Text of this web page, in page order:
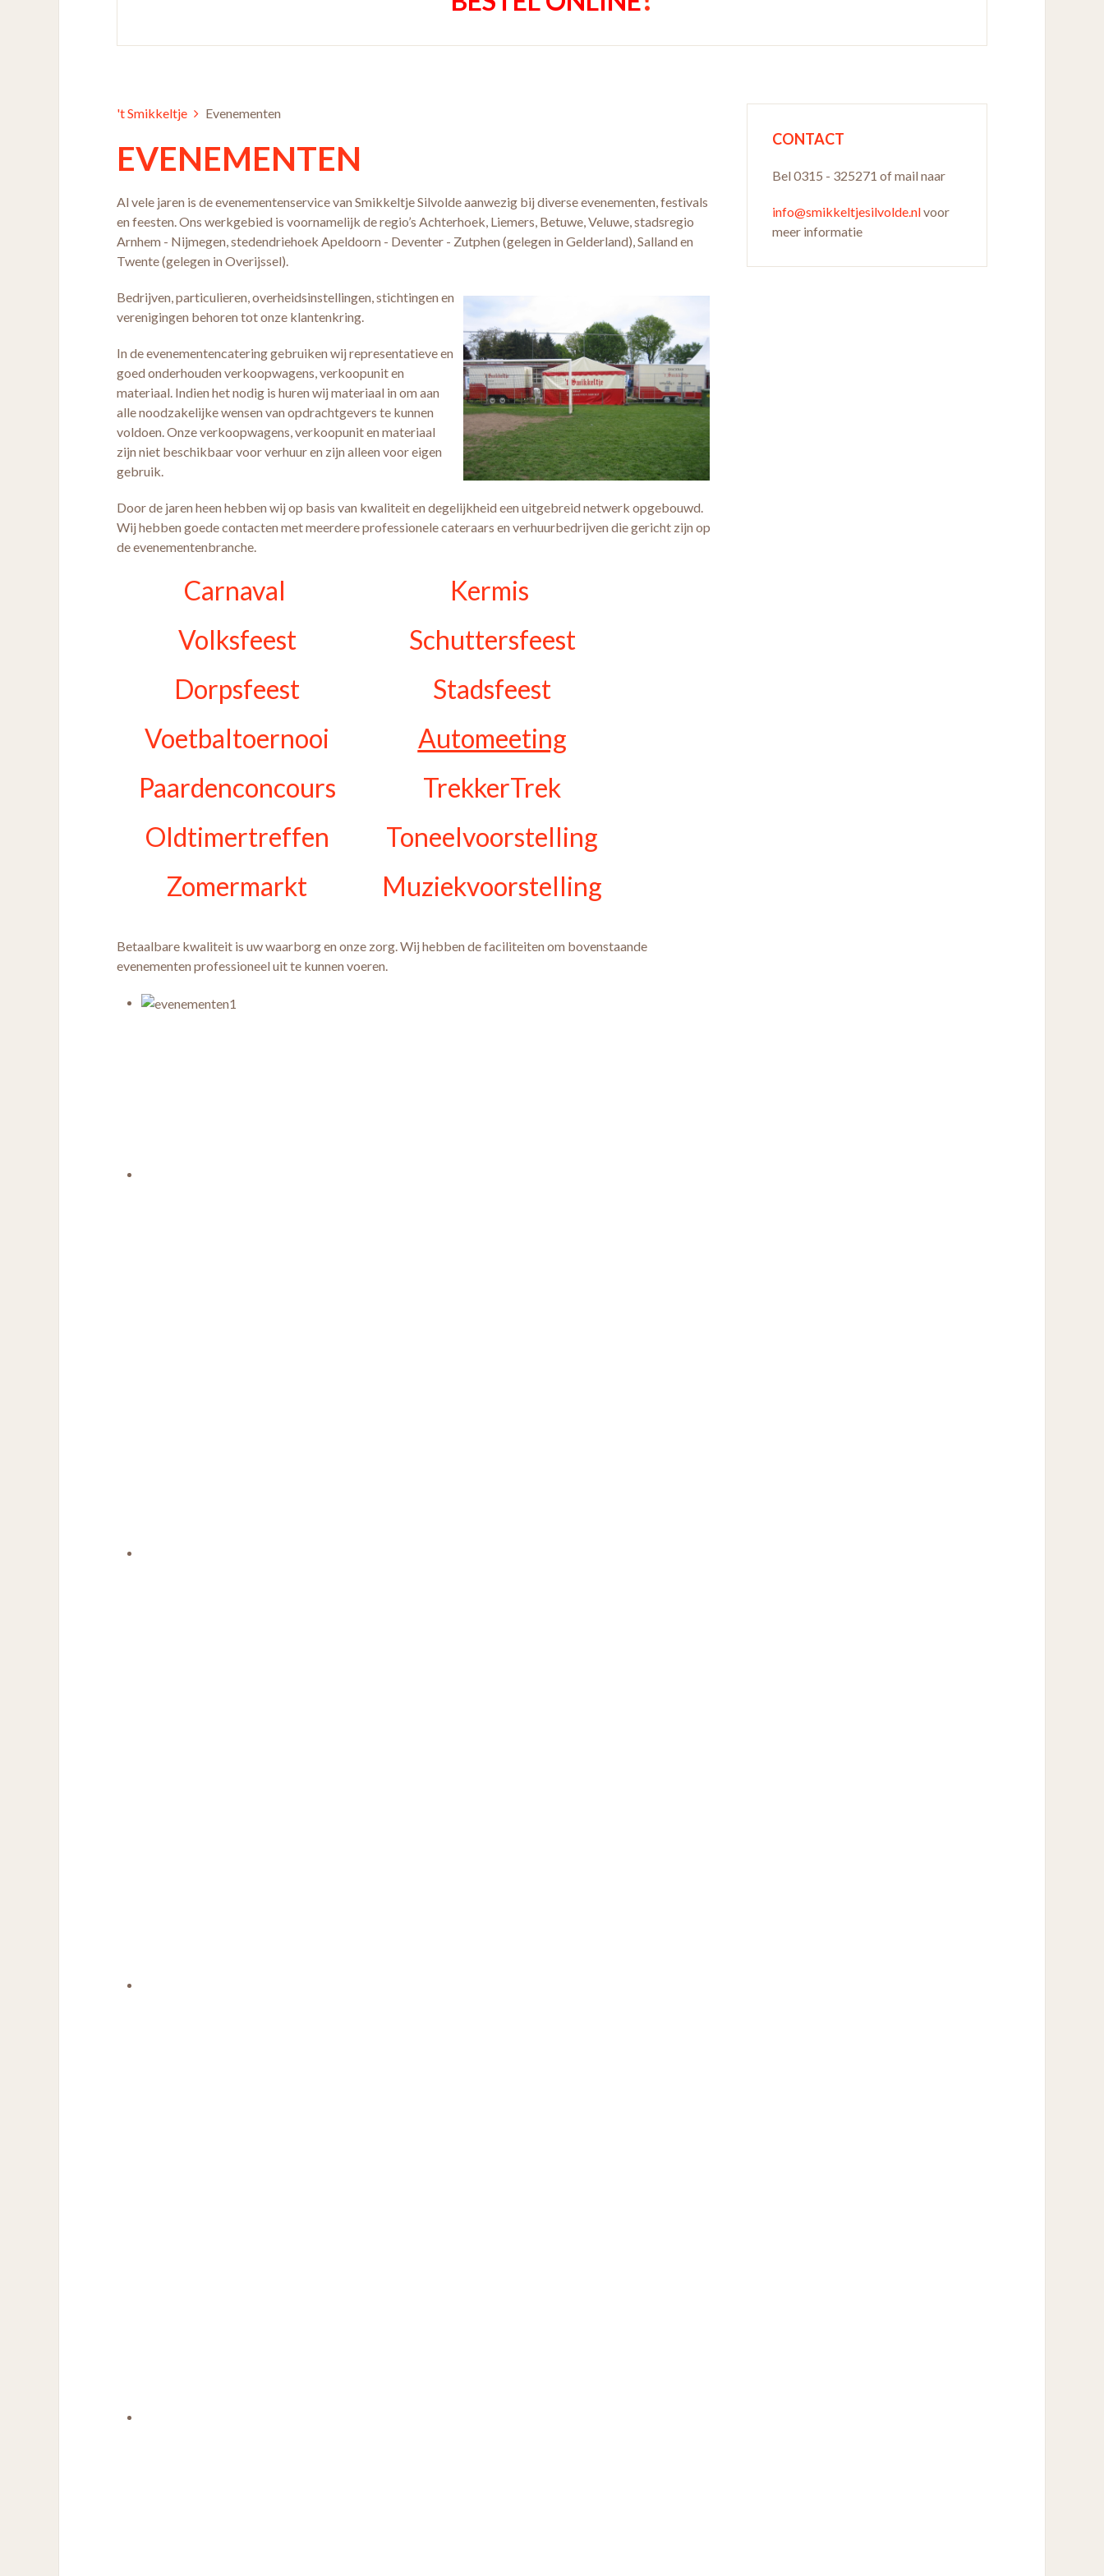
't Smikkeltje Evenementen
EVENEMENTEN
Al vele jaren is de evenementenservice van Smikkeltje Silvolde aanwezig bij diverse evenementen, festivals
en feesten. Ons werkgebied is voornamelijk de regio’s Achterhoek, Liemers, Betuwe, Veluwe, stadsregio
Arnhem - Nijmegen, stedendriehoek Apeldoorn - Deventer - Zutphen (gelegen in Gelderland), Salland en
Twente (gelegen in Overijssel).
Bedrijven, particulieren, overheidsinstellingen, stichtingen en
verenigingen behoren tot onze klantenkring.
In de evenementencatering gebruiken wij representatieve en
goed onderhouden verkoopwagens, verkoopunit en
materiaal. Indien het nodig is huren wij materiaal in om aan
alle noodzakelijke wensen van opdrachtgevers te kunnen
voldoen. Onze verkoopwagens, verkoopunit en materiaal
zijn niet beschikbaar voor verhuur en zijn alleen voor eigen
gebruik.
Door de jaren heen hebben wij op basis van kwaliteit en degelijkheid een uitgebreid netwerk opgebouwd.
Wij hebben goede contacten met meerdere professionele cateraars en verhuurbedrijven die gericht zijn op
de evenementenbranche.
Carnaval
Volksfeest
Dorpsfeest
Voetbaltoernooi
Paardenconcours
Oldtimertreffen
Zomermarkt
Kermis
Schuttersfeest
Stadsfeest
Automeeting
TrekkerTrek
Toneelvoorstelling
Muziekvoorstelling
Betaalbare kwaliteit is uw waarborg en onze zorg. Wij hebben de faciliteiten om bovenstaande
evenementen professioneel uit te kunnen voeren.
CONTACT
Bel 0315 - 325271 of mail naar
info@smikkeltjesilvolde.nlvoor
meer informatie